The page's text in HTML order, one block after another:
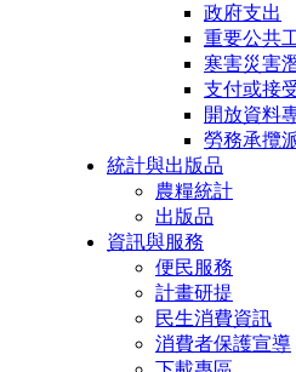
政府支出
重要公共
寒害災害
支付或接
開放資料
勞務承攬
統計與出版品
農糧統計
出版品
資訊與服務
便民服務
計畫研提
民生消費資訊
消費者保護宣導